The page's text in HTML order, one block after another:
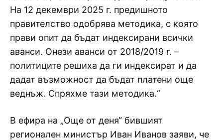
На 12 декември 2025 г. предишното
правителство одобрява методика, с която
прави опит да бъдат индексирани всички
аванси. Онези аванси от 2018/2019 г. –
политиците решиха да ги индексират и да
дадат възможност да бъдат платени още
веднъж. Спряхме тази методика.“
В ефира на „Още от деня“ бившият
регионален министър Иван Иванов заяви, че